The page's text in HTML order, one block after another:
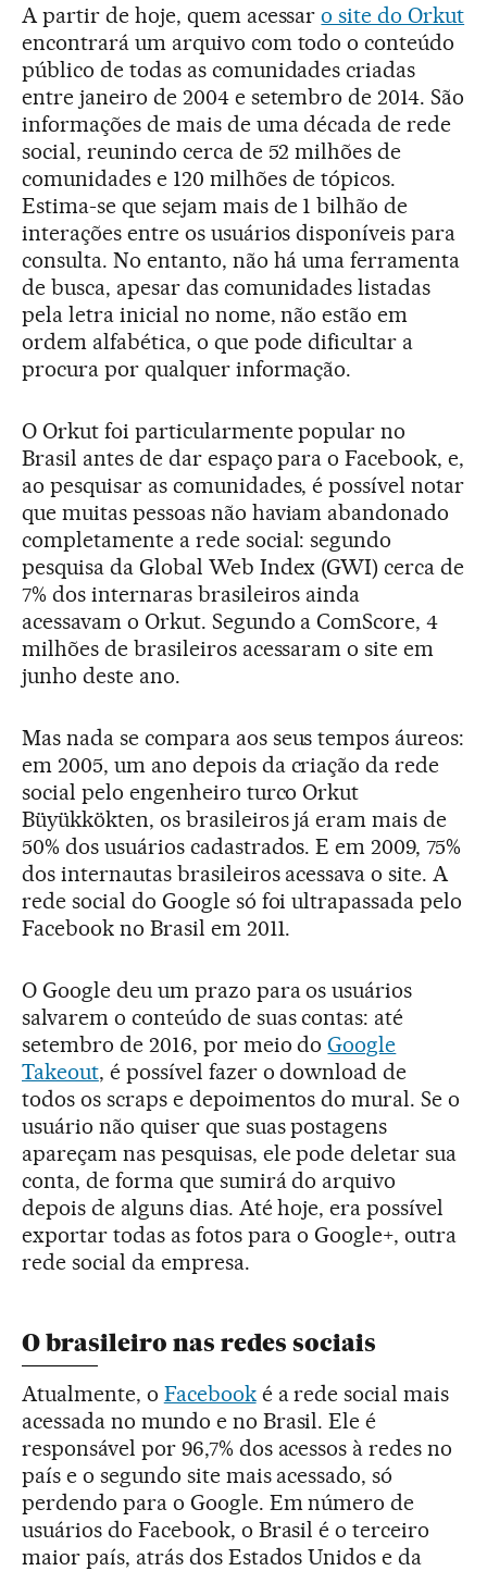
A partir de hoje, quem acessaro site do Orkut
encontrará um arquivo com todo o conteúdo
público de todas as comunidades criadas
entre janeiro de 2004 e setembro de 2014. São
informações de mais de uma década de rede
social, reunindo cerca de 52 milhões de
comunidades e 120 milhões de tópicos.
Estima-se que sejam mais de 1 bilhão de
interações entre os usuários disponíveis para
consulta. No entanto, não há uma ferramenta
de busca, apesar das comunidades listadas
pela letra inicial no nome, não estão em
ordem alfabética, o que pode dificultar a
procura por qualquer informação.
O Orkut foi particularmente popular no
Brasil antes de dar espaço para o Facebook, e,
ao pesquisar as comunidades, é possível notar
que muitas pessoas não haviam abandonado
completamente a rede social: segundo
pesquisa da Global Web Index (GWI) cerca de
7% dos internaras brasileiros ainda
acessavam o Orkut. Segundo a ComScore, 4
milhões de brasileiros acessaram o site em
junho deste ano.
Mas nada se compara aos seus tempos áureos:
em 2005, um ano depois da criação da rede
social pelo engenheiro turco Orkut
Büyükkökten, os brasileiros já eram mais de
50% dos usuários cadastrados. E em 2009, 75%
dos internautas brasileiros acessava o site. A
rede social do Google só foi ultrapassada pelo
Facebook no Brasil em 2011.
O Google deu um prazo para os usuários
salvarem o conteúdo de suas contas: até
setembro de 2016, por meio doGoogle
Takeout, é possível fazer o download de
todos os scraps e depoimentos do mural. Se o
usuário não quiser que suas postagens
apareçam nas pesquisas, ele pode deletar sua
conta, de forma que sumirá do arquivo
depois de alguns dias. Até hoje, era possível
exportar todas as fotos para o Google+, outra
rede social da empresa.
O brasileiro nas redes sociais
Atualmente, o Facebooké a rede social mais
acessada no mundo e no Brasil. Ele é
responsável por 96,7% dos acessos à redes no
país e o segundo site mais acessado, só
perdendo para o Google. Em número de
usuários do Facebook, o Brasil é o terceiro
maior país, atrás dos Estados Unidos e da